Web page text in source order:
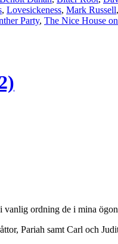
, Lovesickeness, Mark Russell,
Party, The Nice House
ordning de i mina
Pariah samt Carl och